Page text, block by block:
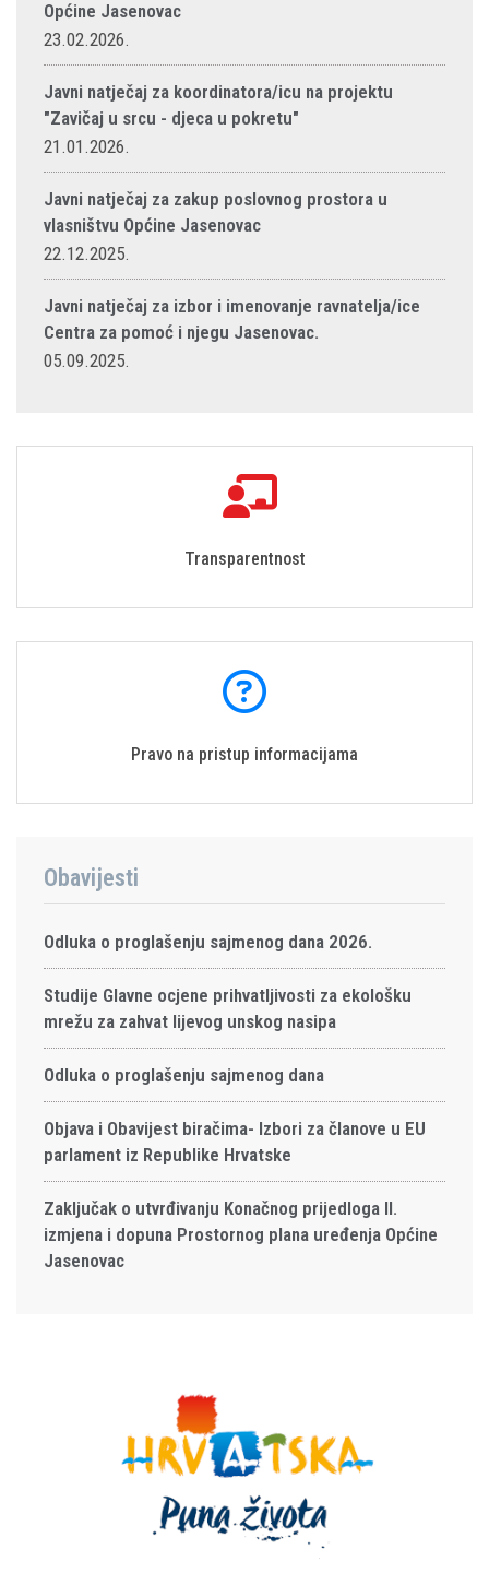
Općine Jasenovac
23.02.2026.
Javni natječaj za koordinatora/icu na projektu
"Zavičaj u srcu - djeca u pokretu"
21.01.2026.
Javni natječaj za zakup poslovnog prostora u
vlasništvu Općine Jasenovac
22.12.2025.
Javni natječaj za izbor i imenovanje ravnatelja/ice
Centra za pomoć i njegu Jasenovac.
05.09.2025.
Transparentnost
Pravo na pristup informacijama
Obavijesti
Odluka o proglašenju sajmenog dana 2026.
Studije Glavne ocjene prihvatljivosti za ekološku
mrežu za zahvat lijevog unskog nasipa
Odluka o proglašenju sajmenog dana
Objava i Obavijest biračima- Izbori za članove u EU
parlament iz Republike Hrvatske
Zaključak o utvrđivanju Konačnog prijedloga II.
izmjena i dopuna Prostornog plana uređenja Općine
Jasenovac